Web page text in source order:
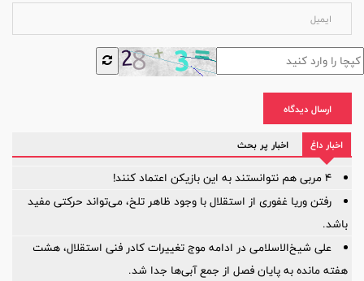
ارسال دیدگاه
اخبار داغ اخبار پر بحث
۴ مربی هم نتوانستند به این بازیکن اعتماد کنند!
رفتن وریا غفوری از استقلال با وجود ظاهر تلخ، می‌تواند حرکتی مفید
باشد.
علی شیخ‌الاسلامی در ادامه موج تغییرات کادر فنی استقلال، هشت
هفته مانده به پایان فصل از جمع آبی‌ها جدا شد.